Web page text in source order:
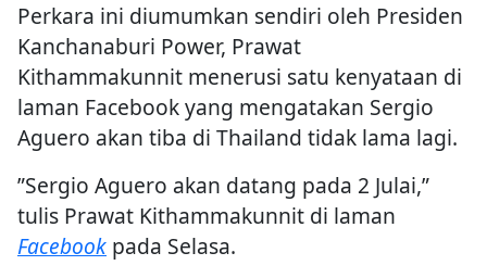
Perkara ini diumumkan sendiri oleh Presiden
Kanchanaburi Power, Prawat
Kithammakunnit menerusi satu kenyataan di
laman Facebook yang mengatakan Sergio
Aguero akan tiba di Thailand tidak lama lagi.
”Sergio Aguero akan datang pada 2 Julai,”
tulis Prawat Kithammakunnit di laman
Facebook pada Selasa.